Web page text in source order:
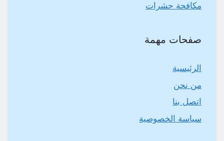
مكافحة حشرات
صفحات مهمة
الرئيسية
من نحن
اتصل بنا
سياسة الخصوصية